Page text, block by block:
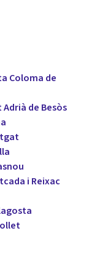
Coloma de
de Besòs
i Reixac